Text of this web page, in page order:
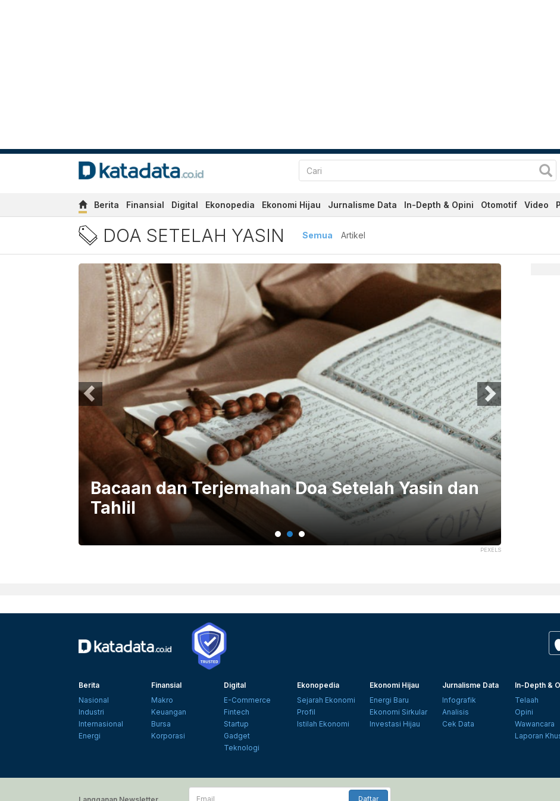
Berita Finansial Digital Ekonopedia Ekonomi Hijau Jurnalisme Data In-Depth & Opini Otomotif Video
Berita Doa Setelah Yasin Terbaru dan Terkini Hari Ini -
DOA SETELAH YASIN Semua Artikel
PEXELS
Bacaan dan Terjemahan Doa Setelah Yasin dan
Tahlil
Berita
Nasional
Industri
Internasional
Energi
Finansial
Makro
Keuangan
Bursa
Korporasi
Digital
E-Commerce
Fintech
Startup
Gadget
Teknologi
Ekonopedia
Sejarah Ekonomi
Profil
Istilah Ekonomi
Ekonomi Hijau
Energi Baru
Ekonomi Sirkular
Investasi Hijau
Jurnalisme Data
Infografik
Analisis
Cek Data
In-Depth &
Telaah
Opini
Wawancara
Laporan
Email
Daftar